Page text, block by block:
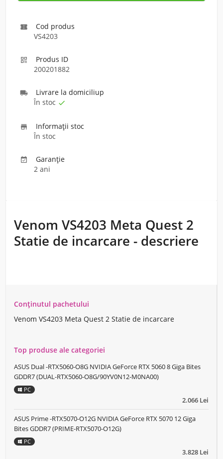

Cod produs
VS4203

Produs ID
200201882
 Livrare la domiciliup
În stoc 

Informaţii stoc
În stoc

Garanție
2 ani
Venom VS4203 Meta Quest 2
Statie de incarcare - descriere
Conținutul pachetului
Venom VS4203 Meta Quest 2 Statie de incarcare
Top produse ale categoriei
2.066 Lei
ASUS Dual -RTX5060-O8G NVIDIA GeForce RTX 5060 8 Giga Bites
GDDR7 (DUAL-RTX5060-O8G/90YV0N12-M0NA00)
PC
3.828 Lei
ASUS Prime -RTX5070-O12G NVIDIA GeForce RTX 5070 12 Giga
Bites GDDR7 (PRIME-RTX5070-O12G)
PC